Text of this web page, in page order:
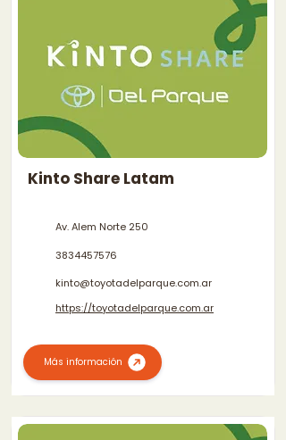
Kinto Share Latam
Av. Alem Norte 250
3834457576
kinto@toyotadelparque.com.ar
https://toyotadelparque.com.ar
Más información